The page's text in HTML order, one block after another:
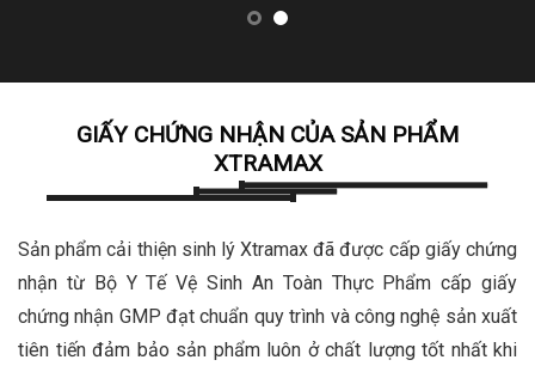
GIẤY CHỨNG NHẬN CỦA SẢN PHẨM
XTRAMAX
Sản phẩm cải thiện sinh lý Xtramax đã được cấp giấy chứng
nhận từ Bộ Y Tế Vệ Sinh An Toàn Thực Phẩm cấp giấy
chứng nhận GMP đạt chuẩn quy trình và công nghệ sản xuất
tiên tiến đảm bảo sản phẩm luôn ở chất lượng tốt nhất khi